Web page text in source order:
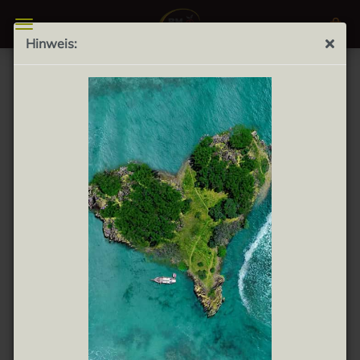
Hinweis:
Patatas Alfonso Torres Queso Trufa 120g -
Kartoffelchips mit Käse und Trüffel